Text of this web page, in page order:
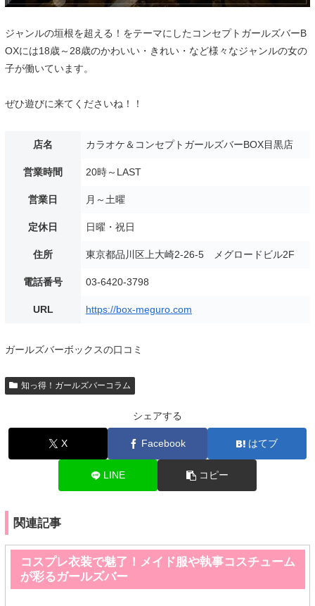
ジャンルの垣根を超える！をテーマにしたコンセプトガールズバーB
OXには18歳～28歳のかわいい・きれい・など様々なジャンルの女の
子が働いています。
ぜひ遊びに来てくださいね！！
店名 カラオケ＆コンセプトガールズバーBOX目黒店
営業時間 20時～LAST
営業日 月～土曜
定休日 日曜・祝日
住所 東京都品川区上大崎2-26-5 メグロードビル2F
電話番号 03-6420-3798
URL https://box-meguro.com
ガールズバーボックスの口コミ
知っ得！ガールズバーコラム
シェアする
X Facebook はてブ
LINE コピー
関連記事
コスプレ衣装で魅了！メイド服や執事コスチューム
が彩るガールズバー